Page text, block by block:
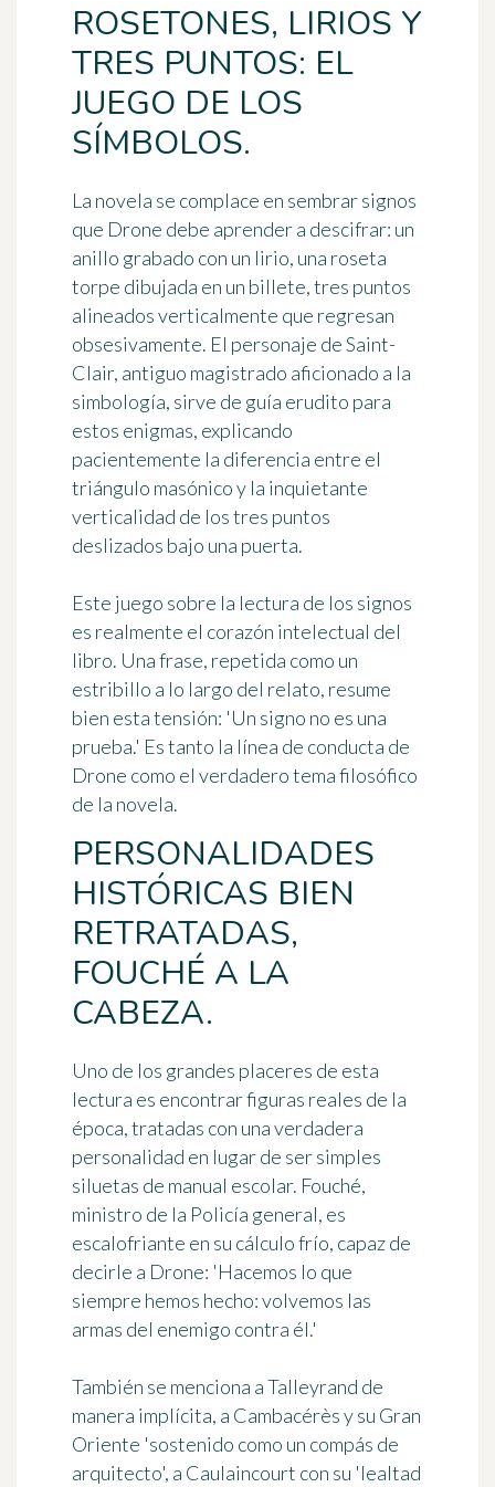
ROSETONES, LIRIOS Y
TRES PUNTOS: EL
JUEGO DE LOS
SÍMBOLOS.
La novela se complace en sembrar signos
que Drone debe aprender a descifrar: un
anillo grabado con un lirio, una roseta
torpe dibujada en un billete, tres puntos
alineados verticalmente que regresan
obsesivamente. El personaje de Saint-
Clair, antiguo magistrado aficionado a la
simbología, sirve de guía erudito para
estos enigmas, explicando
pacientemente la diferencia entre el
triángulo masónico y la inquietante
verticalidad de los tres puntos
deslizados bajo una puerta.
Este juego sobre la lectura de los signos
es realmente el corazón intelectual del
libro. Una frase, repetida como un
estribillo a lo largo del relato, resume
bien esta tensión: 'Un signo no es una
prueba.' Es tanto la línea de conducta de
Drone como el verdadero tema filosófico
de la novela.
PERSONALIDADES
HISTÓRICAS BIEN
RETRATADAS,
FOUCHÉ A LA
CABEZA.
Uno de los grandes placeres de esta
lectura es encontrar figuras reales de la
época, tratadas con una verdadera
personalidad en lugar de ser simples
siluetas de manual escolar. Fouché,
ministro de la Policía general, es
escalofriante en su cálculo frío, capaz de
decirle a Drone: 'Hacemos lo que
siempre hemos hecho: volvemos las
armas del enemigo contra él.'
También se menciona a Talleyrand de
manera implícita, a Cambacérès y su Gran
Oriente 'sostenido como un compás de
arquitecto', a Caulaincourt con su 'lealtad